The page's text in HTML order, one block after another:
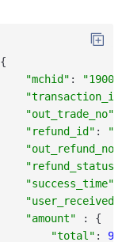
{
"mchid" :
"transaction_id"
"out_trade_no"
"refund_id" :
"out_refund_no"
"refund_status"
"success_time"
"amount" :
{
"total" :
999